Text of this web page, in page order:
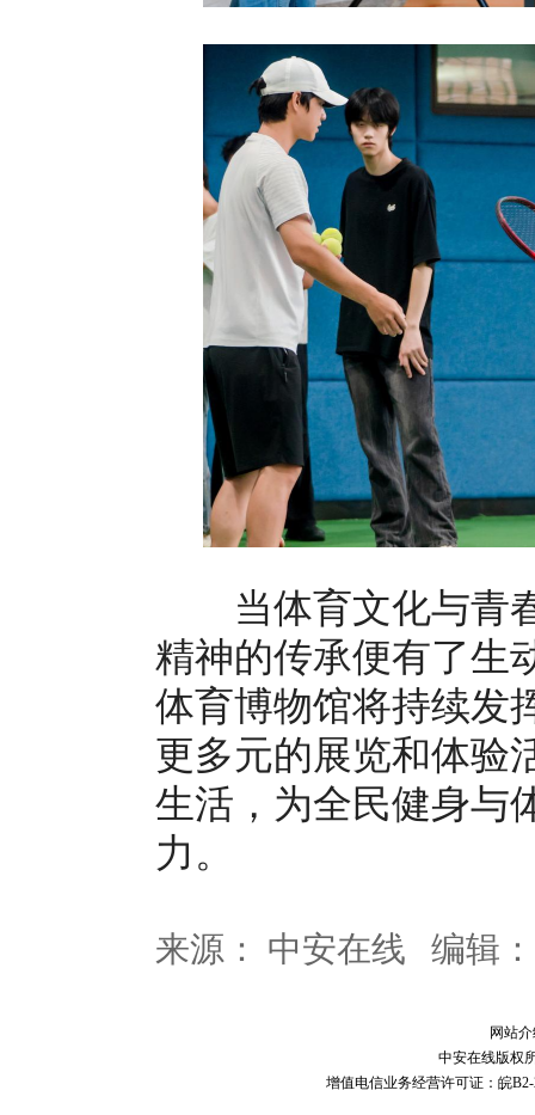
当体育文化与青春
精神的传承便有了生
体育博物馆将持续发
更多元的展览和体验
生活，为全民健身与
力。
来源： 中安在线 编辑
网站
中安在线版权
增值电信业务经营许可证：皖